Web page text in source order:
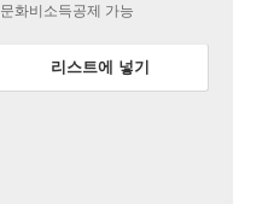
문화비소득공제 가능
리스트에 넣기